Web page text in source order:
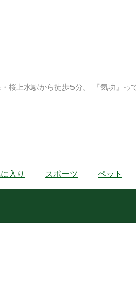
上水駅から徒歩5分。 『気功』
入り スポーツ ペット